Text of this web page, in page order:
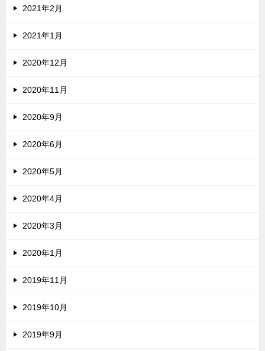
2021年2月
2021年1月
2020年12月
2020年11月
2020年9月
2020年6月
2020年5月
2020年4月
2020年3月
2020年1月
2019年11月
2019年10月
2019年9月